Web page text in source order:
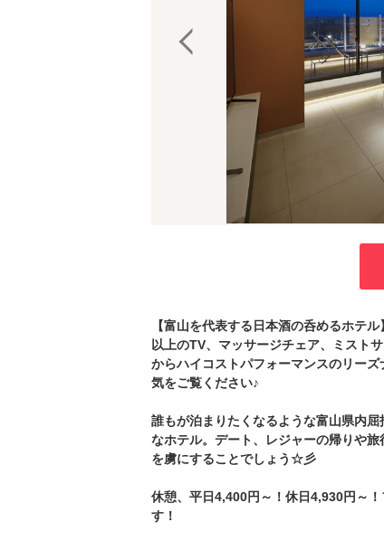
【富山を代表する日本酒の呑めるホテ
以上のTV、マッサージチェア、ミスト
からハイコストパフォーマンスのリー
気をご覧ください♪
誰もが泊まりたくなるような富山県内
なホテル。デート、レジャーの帰りや
を虜にすることでしょう☆彡
休憩、平日4,400円～！休日4,930円～
す！